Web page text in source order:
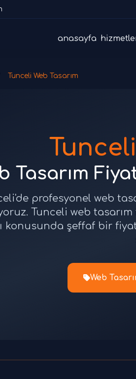
anasayfa
Tunceli Web Tasarım
Tasarım
profesyonel web
Tunceli web
konusunda şeffaf bir
Web